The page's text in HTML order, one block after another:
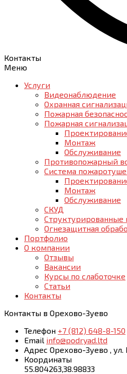
Контакты
Меню
Услуги
Видеонаблюдение
Охранная
Пожарная
Пожарная
Монтаж
Обслуживание
Противопожарный
Система
Монтаж
Обслуживание
СКУД
Структурированные
Огнезащитная
Портфолио
О компании
Отзывы
Вакансии
Курсы по слаботочке
Статьи
Контакты
Контакты в Орехово-Зуево
Телефон +7 (812) 648-8-150
Email info@podryad.ltd
Адрес Орехово-Зуево , ул.
Координаты
55.804263,38.98833